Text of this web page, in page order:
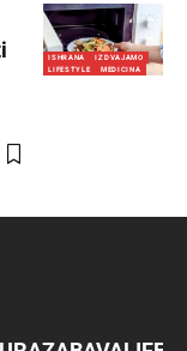
ISHRANA
IZDVAJAMO
LIFESTYLE
MEDICINA